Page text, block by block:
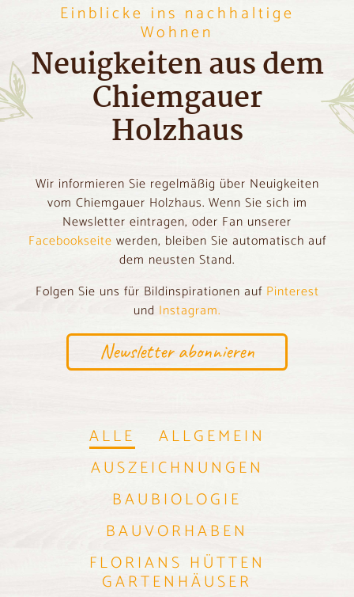
Neuigkeiten aus dem
Chiemgauer
Holzhaus
Einblicke ins nachhaltige
Wohnen
Wir informieren Sie regelmäßig über Neuigkeiten
vom Chiemgauer Holzhaus. Wenn Sie sich im
Newsletter eintragen, oder Fan unserer
Facebookseite werden, bleiben Sie automatisch auf
dem neusten Stand.
Folgen Sie uns für Bildinspirationen auf Pinterest
und Instagram.
Newsletter abonnieren
ALLE
ALLGEMEIN
AUSZEICHNUNGEN
BAUBIOLOGIE
BAUVORHABEN
FLORIANS HÜTTEN
GARTENHÄUSER